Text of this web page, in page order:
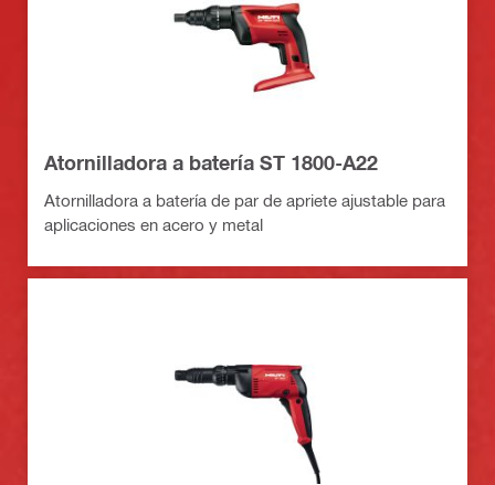
Atornilladora a batería ST 1800-A22
Atornilladora a batería de par de apriete ajustable para
aplicaciones en acero y metal